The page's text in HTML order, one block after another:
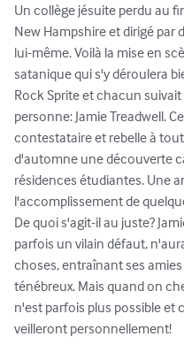
Un collège jésuite perdu au
New Hampshire et dirigé par
lui-même. Voilà la mise en
satanique qui s'y déroulera
Rock Sprite et chacun
personne: Jamie Treadwell.
contestataire et rebelle à
d'automne une découverte
résidences étudiantes. Une
l'accomplissement de
De quoi s'agit-il au juste?
parfois un vilain défaut,
choses, entraînant ses
ténébreux. Mais quand on
n'est parfois plus possible et
veilleront personnellement!